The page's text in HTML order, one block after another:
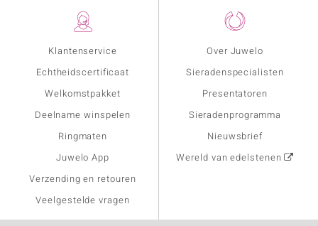
Klantenservice
Echtheidscertificaat
Welkomstpakket
Deelname winspelen
Ringmaten
Juwelo App
Verzending en retouren
Veelgestelde vragen
Over Juwelo
Sieradenspecialisten
Presentatoren
Sieradenprogramma
Nieuwsbrief
Wereld van edelstenen